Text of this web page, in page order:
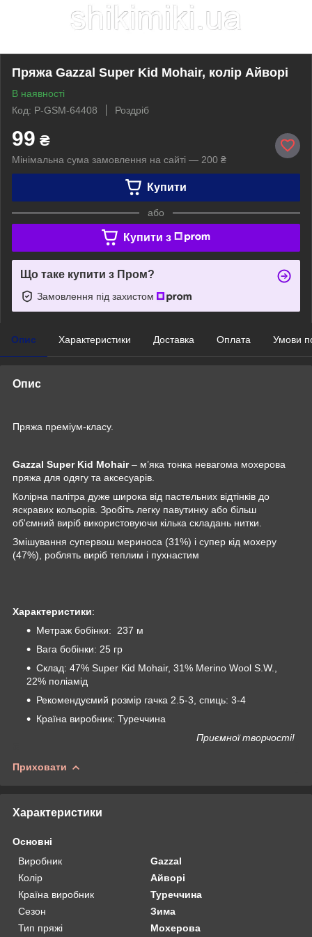
Пряжа Gazzal Super Kid Mohair, колір Айворі
В наявності
Код: P-GSM-64408
Роздріб
99 ₴
Мінімальна сума замовлення на сайті — 200 ₴
Купити
або
Купити з
Що таке купити з Пром?
Замовлення під захистом
Опис Характеристики Доставка Оплата Умови
Опис
Пряжа преміум-класу.
Gazzal Super Kid Mohair– м’яка тонка невагома мохерова
пряжа для одягу та аксесуарів.
Колірна палітра дуже широка від пастельних відтінків до
яскравих кольорів. Зробіть легку павутинку або більш
об'ємний виріб використовуючи кілька складань нитки.
Змішування супервош мериноса (31%) і супер кід мохеру
(47%), роблять виріб теплим і пухнастим
Характеристики:
Метраж бобінки: 237 м
Вага бобінки: 25 гр
Склад: 47% Super Kid Mohair, 31% Merino Wool S.W.,
22% поліамід
Рекомендуємий розмір гачка 2.5-3, спиць: 3-4
Країна виробник: Туреччина
Приємної творчості!
Приховати
Характеристики
Основні
Виробник
Gazzal
Колір
Айворі
Країна виробник
Туреччина
Сезон
Зима
Тип пряжі
Мохерова